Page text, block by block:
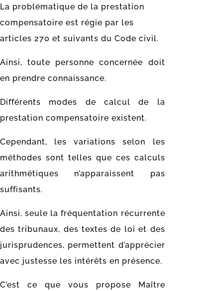
La problématique de la prestation
compensatoire est régie par les
articles 270 et suivants du Code civil.
Ainsi, toute personne concernée doit
en prendre connaissance.
Différents modes de calcul de la
prestation compensatoire existent.
Cependant, les variations selon les
méthodes sont telles que ces calculs
arithmétiques n’apparaissent pas
suffisants.
Ainsi, seule la fréquentation récurrente
des tribunaux, des textes de loi et des
jurisprudences, permettent d’apprécier
avec justesse les intérêts en présence.
C’est ce que vous propose Maître